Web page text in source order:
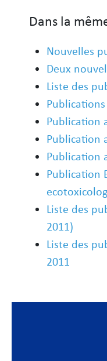
Dans la
Nouvelles
Deux
Liste des
Publication
Publication
Publication
Publication
Liste des
2011)
Liste des
2011